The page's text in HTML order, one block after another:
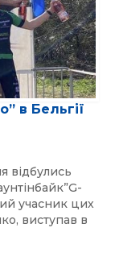
в Бельгії
відбулись
учасник цих
виступав в